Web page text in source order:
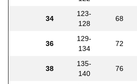
34
123-
128
68
36
129-
134
72
38
135-
140
76